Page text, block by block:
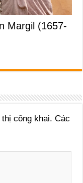
Margil (1657-
công khai. Các